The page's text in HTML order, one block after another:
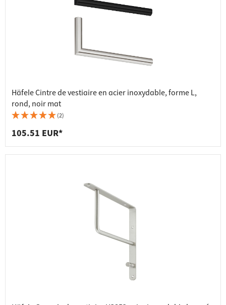
Häfele Cintre de vestiaire en acier inoxydable, forme L,
rond, noir mat
(2)
105.51 EUR*